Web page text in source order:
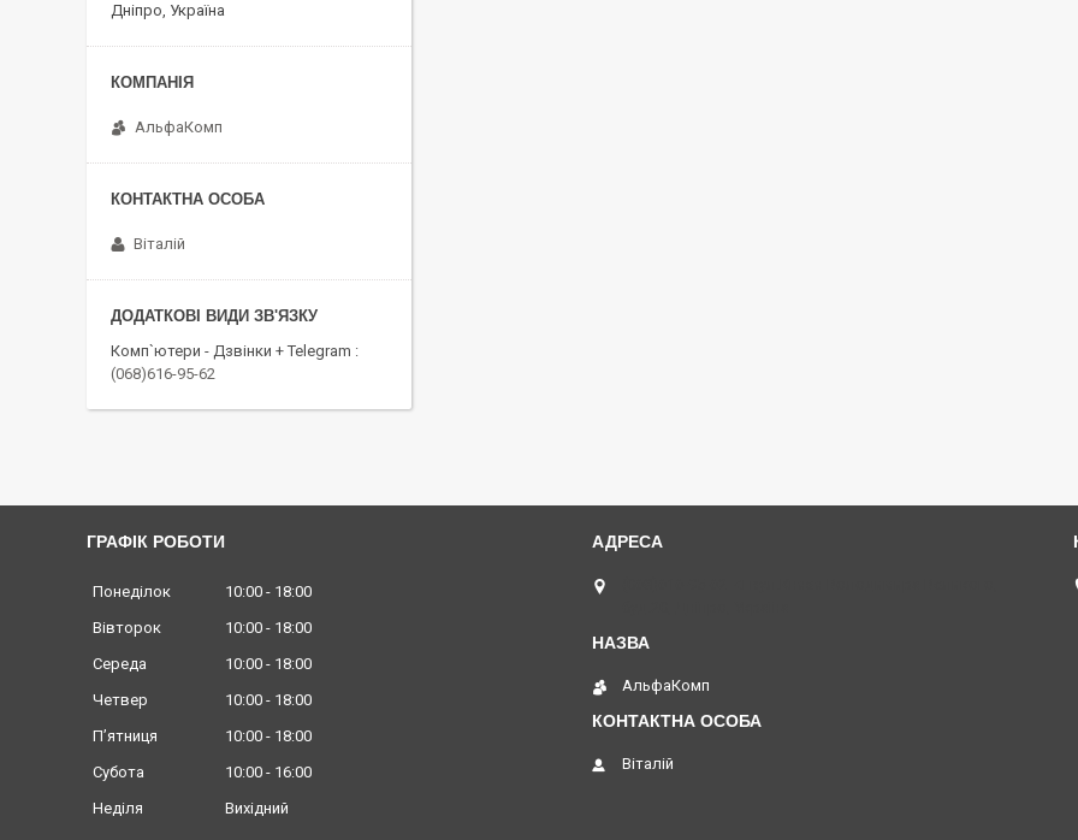
Дніпро, Україна
АльфаКомп
Віталій
Комп`ютери - Дзвінки + Telegram
(068)616-95-62
ГРАФІК РОБОТИ
Понеділок 10:00
18:00
Вівторок
10:00
18:00
Середа
10:00
18:00
Четвер
10:00
18:00
Пʼятниця
10:00
18:00
Субота
10:00
16:00
Неділя
Вихідний
АльфаКомп
Віталій